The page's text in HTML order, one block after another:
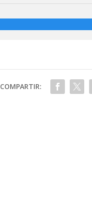
COMPARTIR: